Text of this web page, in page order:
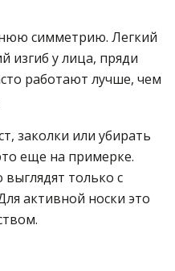
симметрию. Легкий
изгиб у лица, пряди
работают лучше, чем
заколки или убирать
еще на примерке.
только с
активной носки это